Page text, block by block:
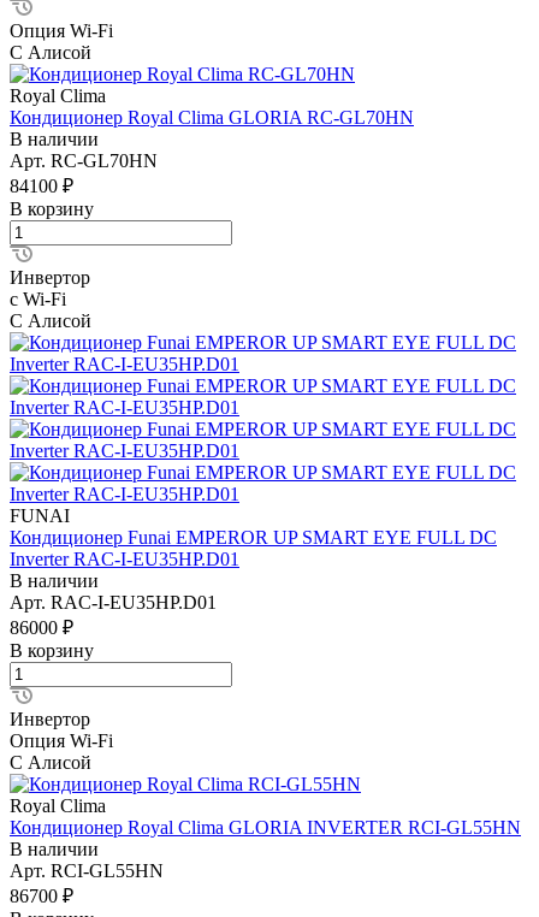
Опция Wi-Fi
С Алисой
Royal Clima
Кондиционер Royal Clima GLORIA RC-GL70HN
В наличии
Арт. RC-GL70HN
84100 ₽
В корзину
Инвертор
с Wi-Fi
С Алисой
FUNAI
Кондиционер Funai EMPEROR UP SMART EYE FULL DC
Inverter RAC-I-EU35HP.D01
В наличии
Арт. RAC-I-EU35HP.D01
86000 ₽
В корзину
Инвертор
Опция Wi-Fi
С Алисой
Royal Clima
Кондиционер Royal Clima GLORIA INVERTER RCI-GL55HN
В наличии
Арт. RCI-GL55HN
86700 ₽